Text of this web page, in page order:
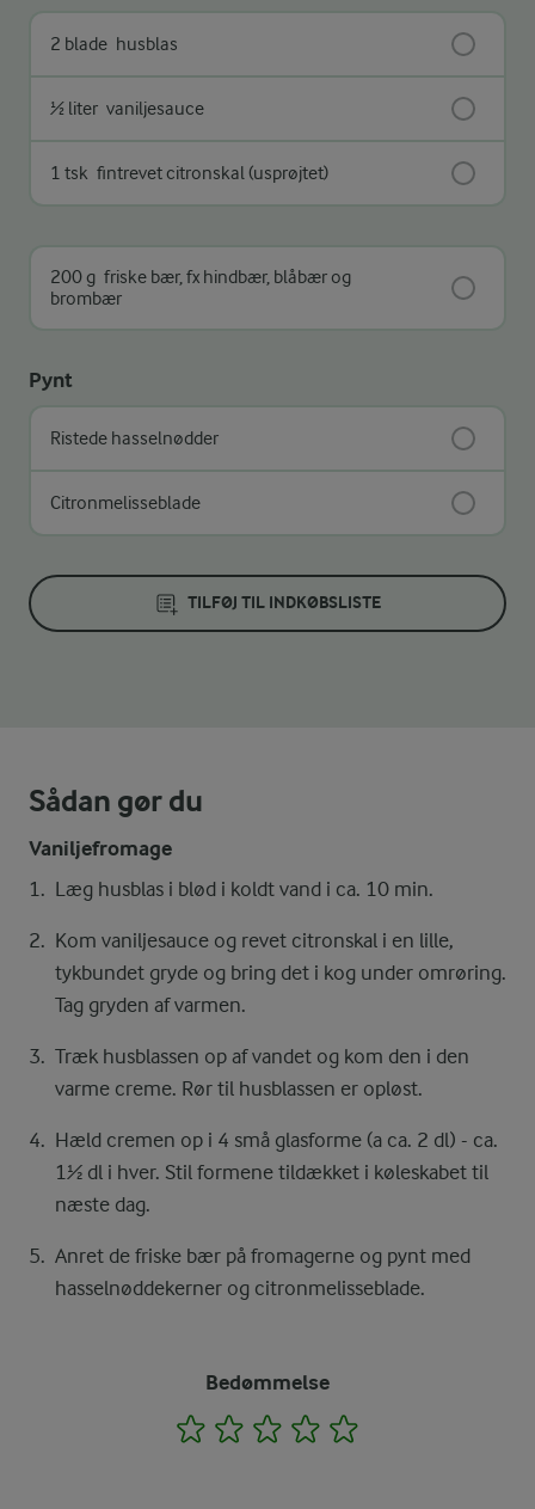
2 blade husblas
½ liter vaniljesauce
1 tsk fintrevet citronskal (usprøjtet)
200 g friske bær, fx hindbær, blåbær og
brombær
Pynt
Ristede hasselnødder
Citronmelisseblade
TILFØJ TIL INDKØBSLISTE
Sådan gør du
Vaniljefromage
Læg husblas i blød i koldt vand i ca. 10 min.
Kom vaniljesauce og revet citronskal i en lille,
tykbundet gryde og bring det i kog under omrøring.
Tag gryden af varmen.
Træk husblassen op af vandet og kom den i den
varme creme. Rør til husblassen er opløst.
Hæld cremen op i 4 små glasforme (a ca. 2 dl) - ca.
1½ dl i hver. Stil formene tildækket i køleskabet til
næste dag.
Anret de friske bær på fromagerne og pynt med
hasselnøddekerner og citronmelisseblade.
Bedømmelse
1 2 3 4